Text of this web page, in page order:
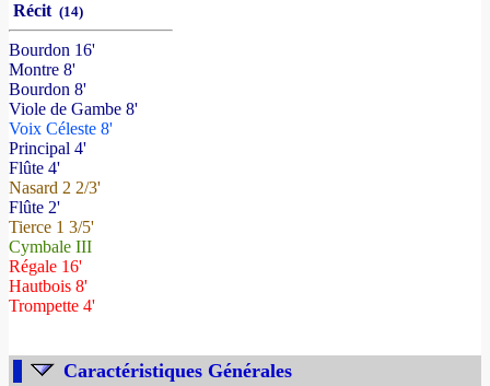
Récit (14)
Bourdon 16'
Montre 8'
Bourdon 8'
Viole de Gambe 8'
Voix Céleste 8'
Principal 4'
Flûte 4'
Nasard 2 2/3'
Flûte 2'
Tierce 1 3/5'
Cymbale III
Régale 16'
Hautbois 8'
Trompette 4'
Caractéristiques Générales